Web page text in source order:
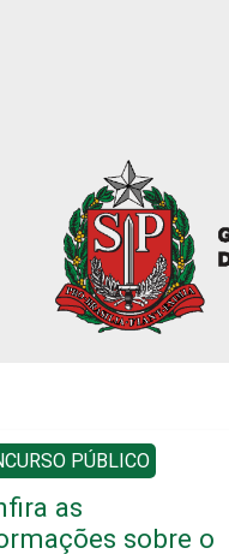
PÚBLICO
as
sobre o